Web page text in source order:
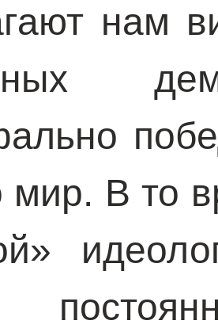
нам
мир. В то